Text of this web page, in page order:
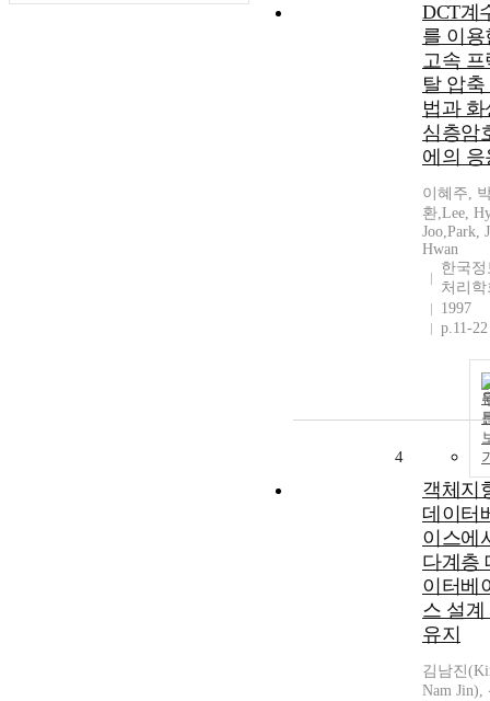
DCT계
를 이용
고속 프
탈 압축
법과 화
심층암
에의 응
이혜주,
환,Lee,
Joo,Park,
Hwan
한국정
처리학
1997
p.11-22
4
객체지
데이터
이스에
다계층
이터베
스 설계
유지
김남진
Nam Jin),